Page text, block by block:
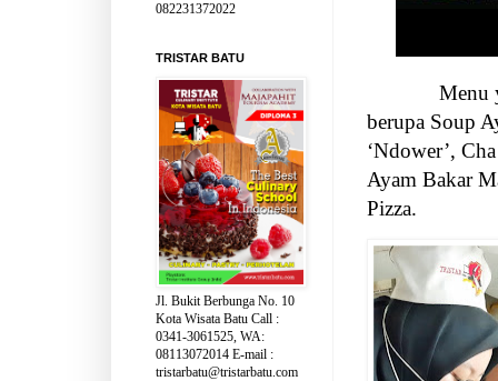
Menu
berupa Soup
‘Ndower’,
Ayam Bakar
Pizza.
082231372022
TRISTAR BATU
Jl. Bukit Berbunga No. 10
Kota Wisata Batu Call :
0341-3061525, WA:
08113072014 E-mail :
tristarbatu@tristarbatu.com